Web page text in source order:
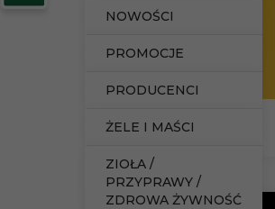
NOWOŚCI
PROMOCJE
PRODUCENCI
ŻELE I MAŚCI
ZIOŁA /
PRZYPRAWY /
ZDROWA ŻYWNOŚĆ
SUPLEMENTY